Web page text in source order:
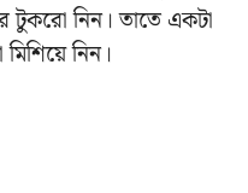
টুকরো নিন। তাতে একটা
নিন।